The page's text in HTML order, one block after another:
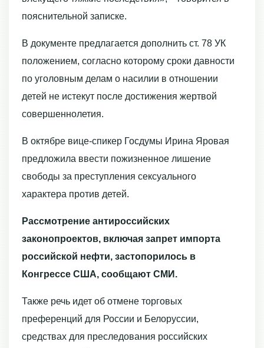
пояснительной записке.
В документе предлагается дополнить ст. 78 УК
положением, согласно которому сроки давности
по уголовным делам о насилии в отношении
детей не истекут после достижения жертвой
совершеннолетия.
В октябре вице-спикер Госдумы Ирина Яровая
предложила ввести пожизненное лишение
свободы за преступления сексуального
характера против детей.
Рассмотрение антироссийских
законопроектов, включая запрет импорта
российской нефти, застопорилось в
Конгрессе США, сообщают СМИ.
Также речь идет об отмене торговых
преференций для России и Белоруссии,
средствах для преследования российских